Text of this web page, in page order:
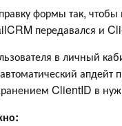
формы так,
передавался и
в личный
апдейт
ClientID в